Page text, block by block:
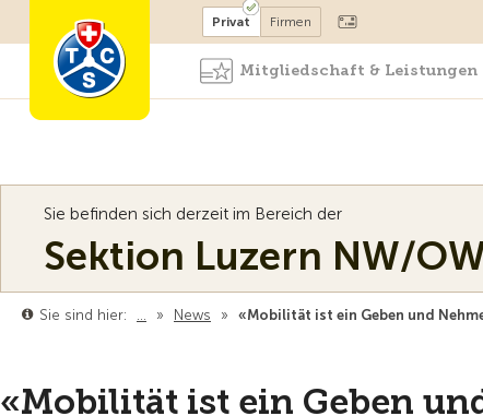
Mitglied werden
Privat Firmen
Mitgliedschaft & Leistungen
Sie befinden sich derzeit im Bereich der
Sektion Luzern NW/
Sie sind hier: … » News » «Mobilität ist ein Geben und
«Mobilität ist ein Geben